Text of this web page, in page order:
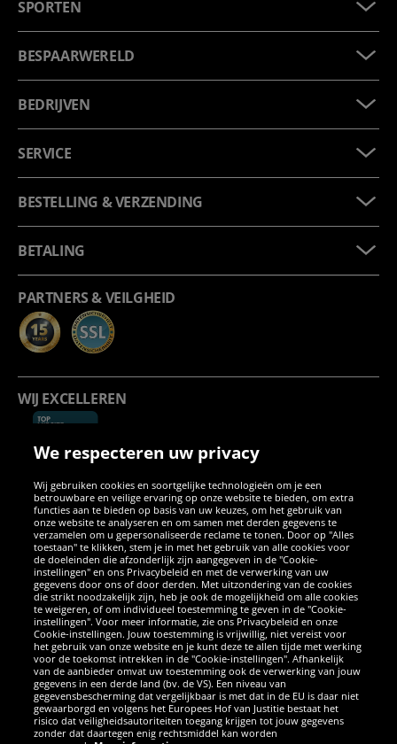
SPORTEN
BESPAARWERELD
BEDRIJVEN
SERVICE
BESTELLING & VERZENDING
BETALING
PARTNERS & VEILGHEID
WIJ EXCELLEREN
SOCIALE MEDIA
FacebookInstagram
WhatsApp
TikTokTwitterYouTube
APPS
We respecteren uw privacy
Wij gebruiken cookies en soortgelijke technologieën om je een
betrouwbare en veilige ervaring op onze website te bieden, om extra
functies aan te bieden op basis van uw keuzes, om het gebruik van
onze website te analyseren en om samen met derden gegevens te
verzamelen om u gepersonaliseerde reclame te tonen. Door op "Alles
toestaan" te klikken, stem je in met het gebruik van alle cookies voor
de doeleinden die afzonderlijk zijn aangegeven in de "Cookie-
instellingen" en ons Privacybeleid en met de verwerking van uw
gegevens door ons of door derden. Met uitzondering van de cookies
die strikt noodzakelijk zijn, heb je ook de mogelijkheid om alle cookies
te weigeren, of om individueel toestemming te geven in de "Cookie-
instellingen". Voor meer informatie, zie ons Privacybeleid en onze
Cookie-instellingen. Jouw toestemming is vrijwillig, niet vereist voor
het gebruik van onze website en je kunt deze te allen tijde met werking
voor de toekomst intrekken in de "Cookie-instellingen". Afhankelijk
van de aanbieder omvat uw toestemming ook de verwerking van jouw
gegevens in een derde land (bv. de VS). Een niveau van
gegevensbescherming dat vergelijkbaar is met dat in de EU is daar niet
gewaarborgd en volgens het Europees Hof van Justitie bestaat het
risico dat veiligheidsautoriteiten toegang krijgen tot jouw gegevens
zonder dat daartegen enig rechtsmiddel kan worden